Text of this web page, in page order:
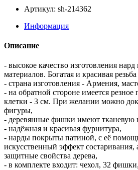
Артикул: sh-214362
Информация
Описание
- высокое качество изготовления
материалов. Богатая и красивая
- страна изготовления - Армения,
- на обратной стороне имеется
клетки - 3 см. При желании можно
фигуры,
- деревянные фишки имеют тканевую
- надёжная и красивая фурнитура,
- нарды покрыты патиной, с её
искусственный эффект
защитные свойства дерева,
- в комплекте входит: чехол, 32